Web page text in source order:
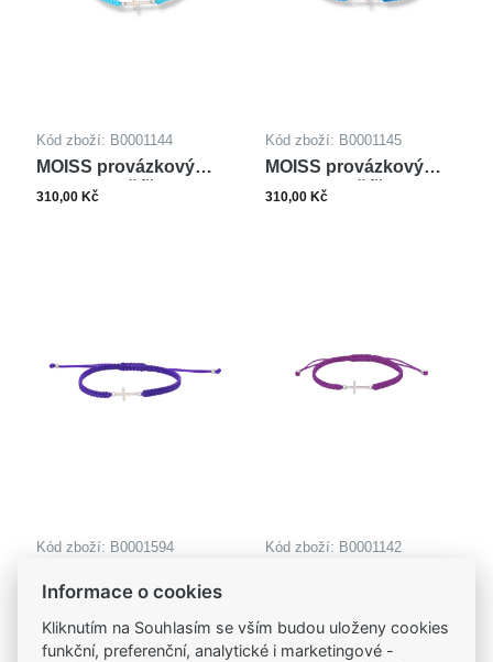
Kód zboží: B0001144
MOISS provázkový
náramek KŘÍŽEK
310,00 Kč
Kód zboží: B0001145
MOISS provázkový
náramek KŘÍŽEK
310,00 Kč
Kód zboží: B0001594
náramek KŘÍŽEK
Kód zboží: B0001142
Informace o cookies
Kliknutím na Souhlasím se vším budou uloženy cookies
funkční, preferenční, analytické i marketingové -